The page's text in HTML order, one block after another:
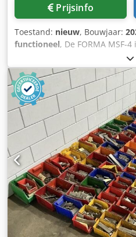
Prijsinfo
Toestand: nieuw, Bouwjaar:
functioneel, De FORMA MSF-
rondhoutfreesmachine die is
productie van cilindrische
industriële machine is ideaal
omheiningen,
Belangrijkste technische
Specifiek ontwikkeld voor
hoge voedingssnelheden.
houtsoorten verwerken tot
Codeuab Acjpfx Al Rsha
voor 24/7 industrieel gebruik,
de nieuwste eisen op het
efficiëntie. Volledig
direct inzetbaar. Waarom
Gebruiksgemak: Eenvoudige
onderhoud. Veelzijdigheid: